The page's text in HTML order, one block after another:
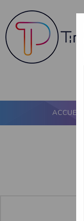
ACCUEIL